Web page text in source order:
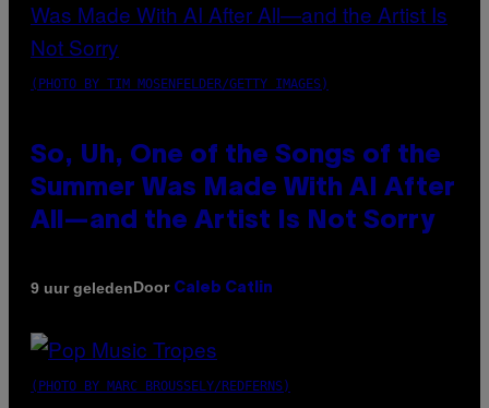
(PHOTO BY TIM MOSENFELDER/GETTY IMAGES)
So, Uh, One of the Songs of the
Summer Was Made With AI After
All—and the Artist Is Not Sorry
9 uur geledenDoor Caleb Catlin
(PHOTO BY MARC BROUSSELY/REDFERNS)